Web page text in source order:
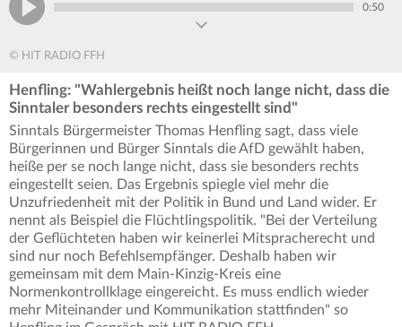
0:50
© HIT RADIO FFH
Henfling: "Wahlergebnis heißt noch lange nicht, dass die
Sinntaler besonders rechts eingestellt sind"
Sinntals Bürgermeister Thomas Henfling sagt, dass viele
Bürgerinnen und Bürger Sinntals die AfD gewählt haben,
heiße per se noch lange nicht, dass sie besonders rechts
eingestellt seien. Das Ergebnis spiegle viel mehr die
Unzufriedenheit mit der Politik in Bund und Land wider. Er
nennt als Beispiel die Flüchtlingspolitik. "Bei der Verteilung
der Geflüchteten haben wir keinerlei Mitspracherecht und
sind nur noch Befehlsempfänger. Deshalb haben wir
gemeinsam mit dem Main-Kinzig-Kreis eine
Normenkontrollklage eingereicht. Es muss endlich wieder
mehr Miteinander und Kommunikation stattfinden" so